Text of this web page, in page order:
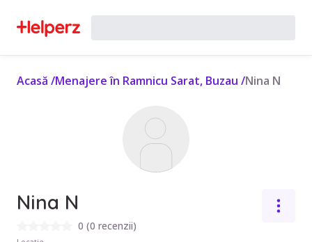
Acasă /Menajere în Ramnicu Sarat, Buzau /Nina N
Nina N
0 (0 recenzii)